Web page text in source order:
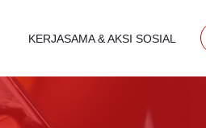
KERJASAMA & AKSI SOSIAL